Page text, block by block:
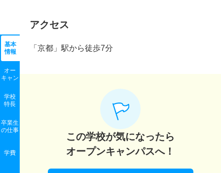
基本
情報
オー
キャン
学校
特長
卒業生
の仕事
学費
アクセス
「京都」駅から徒歩7分
この学校が気になったら
オープンキャンパスへ！